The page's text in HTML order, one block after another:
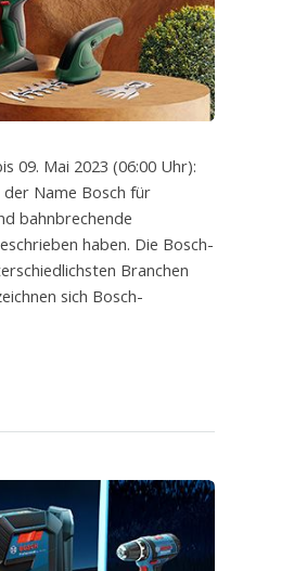
09. Mai 2023 (06:00 Uhr):
der Name Bosch für
bahnbrechende
haben. Die Bosch-
Branchen
sich Bosch-